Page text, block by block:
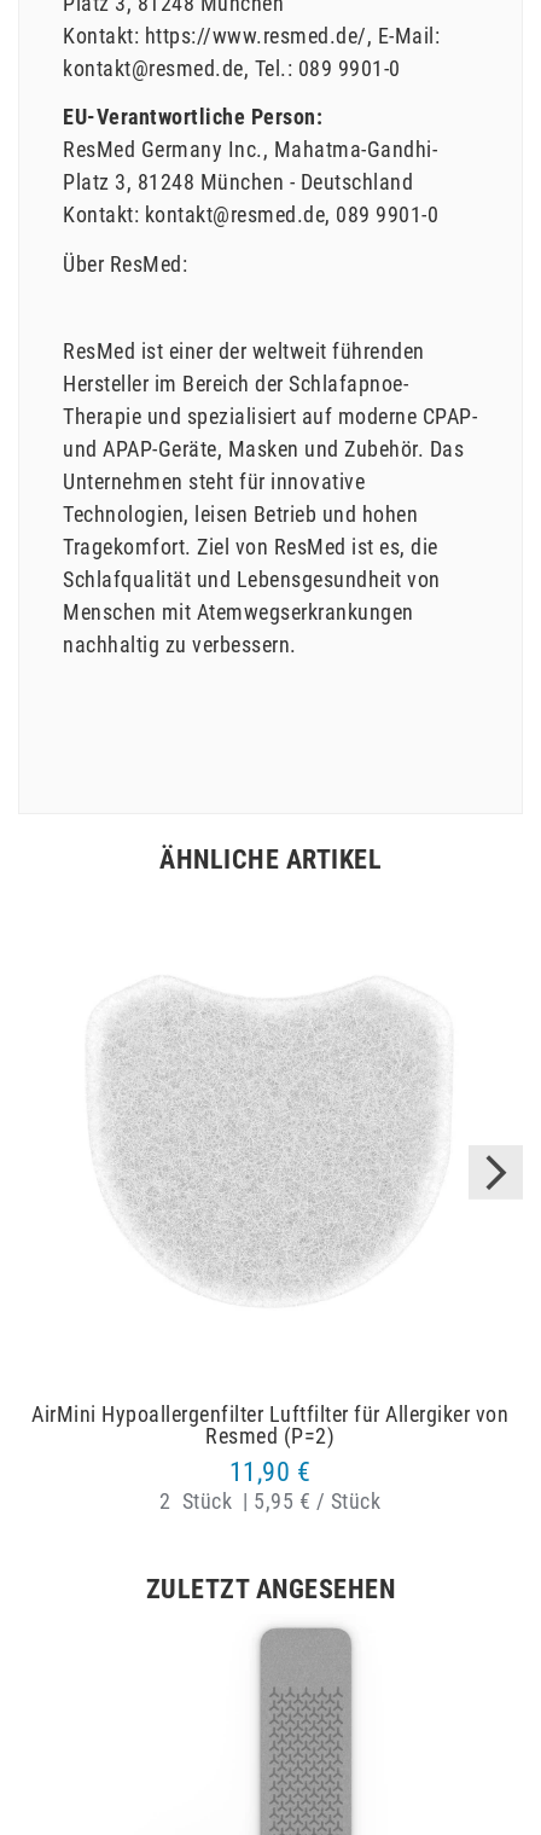
Kontakt: https://www.resmed.de/ E-Mail:
kontakt@resmed.de Tel.: 089 9901-0
EU-Verantwortliche Person:
ResMed Germany Inc. Mahatma-Gandhi-
Platz 3 81248 München
Deutschland
Kontakt: kontakt@resmed.de 089 9901-0
Über ResMed:
ResMed ist einer der weltweit führenden
Hersteller im Bereich der Schlafapnoe-
Therapie und spezialisiert auf moderne CPAP-
und APAP-Geräte, Masken und Zubehör. Das
Unternehmen steht für innovative
Technologien, leisen Betrieb und hohen
Tragekomfort. Ziel von ResMed ist es, die
Schlafqualität und Lebensgesundheit von
Menschen mit Atemwegserkrankungen
nachhaltig zu verbessern.
ÄHNLICHE ARTIKEL
AirMini Hypoallergenfilter Luftfilter für Allergiker von
Resmed (P=2)
11,90 €
2 Stück | 5,95 € / Stück
ZULETZT ANGESEHEN